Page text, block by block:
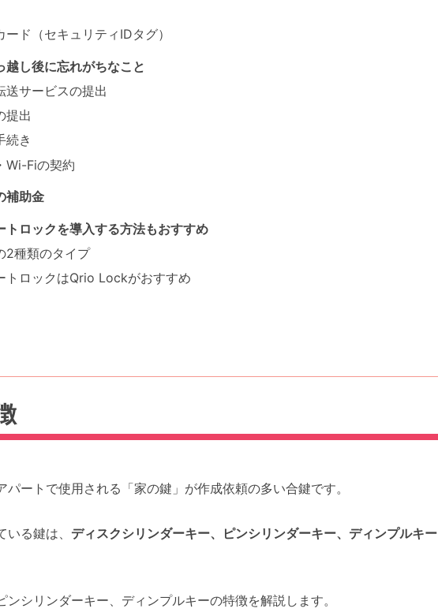
ド（セキュリティIDタグ）
越し後に忘れがちなこと
送サービスの提出
提出
続き
Wi-Fiの契約
補助金
トロックを導入する方法もおすすめ
2種類のタイプ
トロックはQrio Lockがおすすめ
パートで使用される「家の鍵」が作成依頼の多い合鍵です。
る鍵は、 ディスクシリンダーキー、ピンシリンダーキー、ディンプルキー
シリンダーキー、ディンプルキーの特徴を解説します。